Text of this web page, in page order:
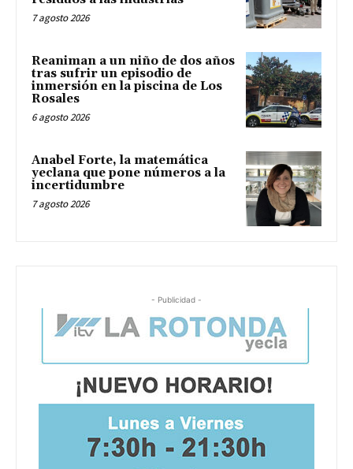
7 agosto 2026
Reaniman a un niño de dos años
tras sufrir un episodio de
inmersión en la piscina de Los
Rosales
6 agosto 2026
Anabel Forte, la matemática
yeclana que pone números a la
incertidumbre
7 agosto 2026
- Publicidad -